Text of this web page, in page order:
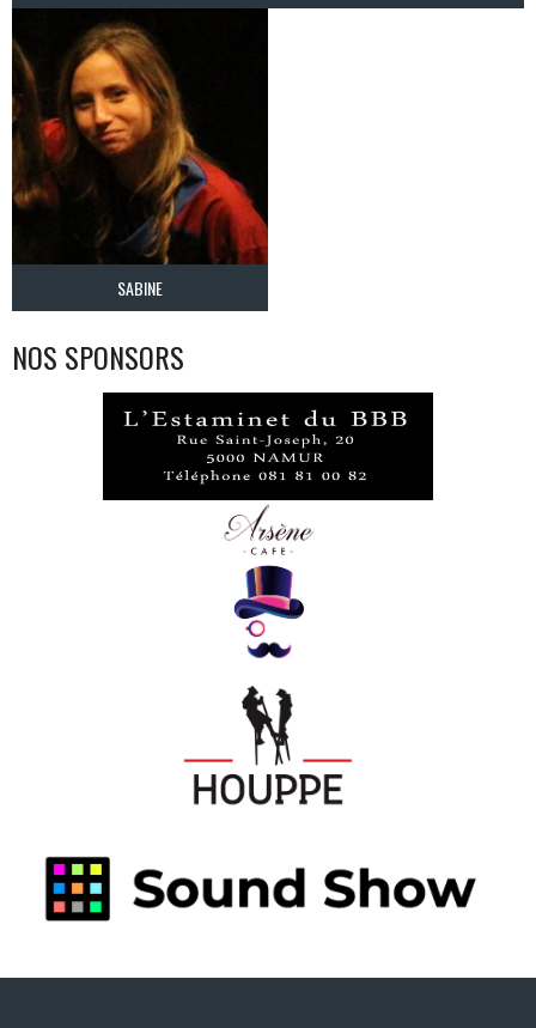
SABINE
NOS SPONSORS